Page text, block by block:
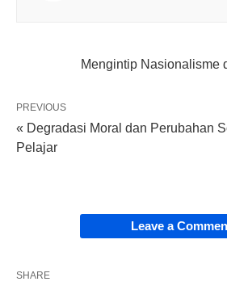
Mengintip Nasionalisme
PREVIOUS
« Degradasi Moral dan Perubahan
Pelajar
Leave a
SHARE